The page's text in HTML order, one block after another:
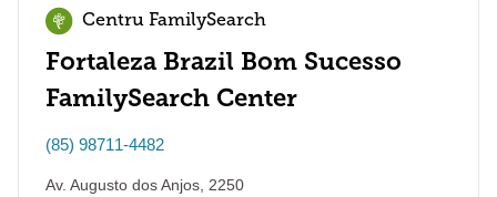
Centru FamilySearch
Fortaleza Brazil Bom Sucesso
FamilySearch Center
(85) 98711-4482
Av. Augusto dos Anjos, 2250